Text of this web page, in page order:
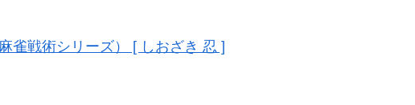
雀戦術シリーズ） [ しおざき 忍 ]